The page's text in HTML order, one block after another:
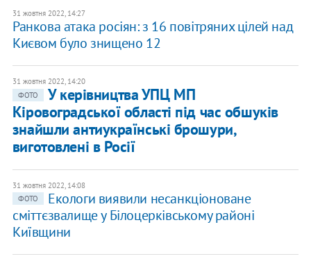
31 жовтня 2022, 14:27
Ранкова атака росіян: з 16 повітряних цілей над
Києвом було знищено 12
31 жовтня 2022, 14:20
ФОТО
У керівництва УПЦ МП
Кіровоградської області під час обшуків
знайшли антиукраїнські брошури,
виготовлені в Росії
31 жовтня 2022, 14:08
ФОТО
Екологи виявили несанкціоноване
сміттєзвалище у Білоцерківському районі
Київщини